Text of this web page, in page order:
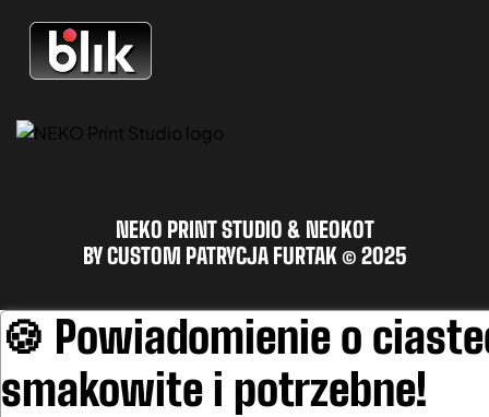
NEKO PRINT STUDIO & NEOKOT
BY CUSTOM PATRYCJA FURTAK © 2025
🍪 Powiadomienie o
smakowite i potrzebne!